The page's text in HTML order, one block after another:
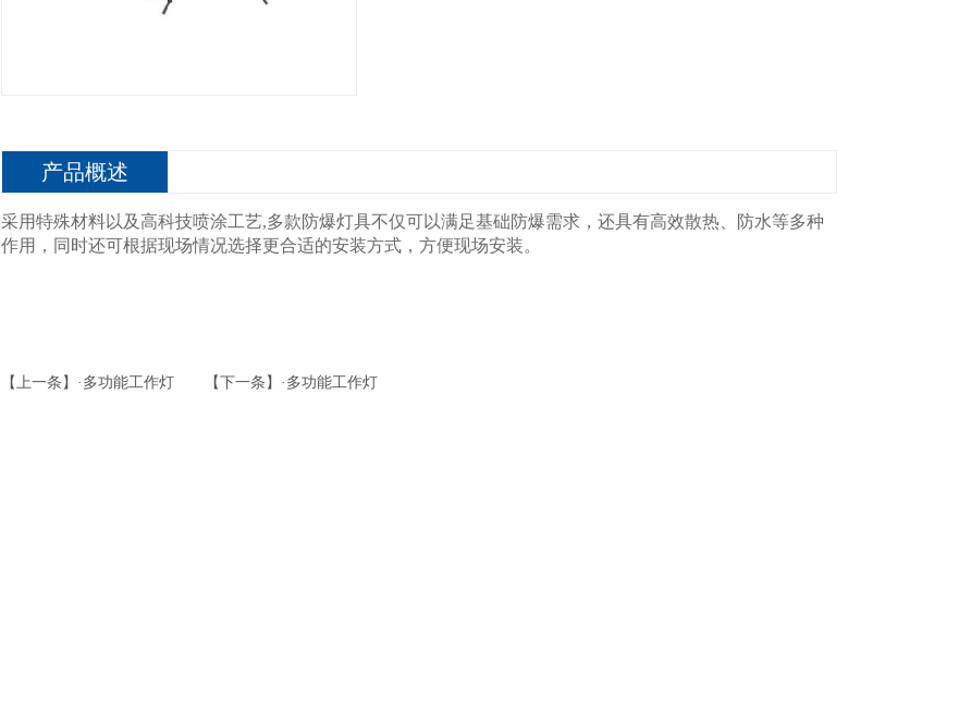
产品概述
采用特殊材料以及高科技喷涂工艺,多款防爆灯具不仅可以满足基础防爆需求，还具有高效散热、防水等多种
作用，同时还可根据现场情况选择更合适的安装方式，方便现场安装。
【上一条】·多功能工作灯 【下一条】·多功能工作灯